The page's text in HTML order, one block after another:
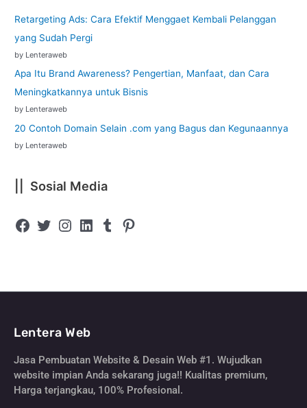
Retargeting Ads: Cara Efektif Menggaet Kembali Pelanggan
yang Sudah Pergi
by Lenteraweb
Apa Itu Brand Awareness? Pengertian, Manfaat, dan Cara
Meningkatkannya untuk Bisnis
by Lenteraweb
20 Contoh Domain Selain .com yang Bagus dan Kegunaannya
by Lenteraweb
|| Sosial Media
Lentera Web
Jasa Pembuatan Website & Desain Web #1. Wujudkan
website impian Anda sekarang juga!! Kualitas premium,
Harga terjangkau, 100% Profesional.